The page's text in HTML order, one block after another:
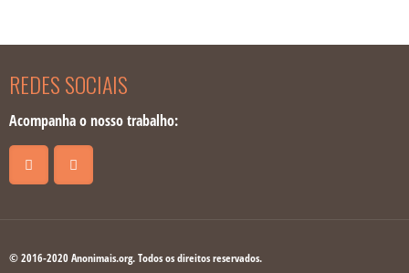
REDES SOCIAIS
Acompanha o nosso trabalho:
© 2016-2020 Anonimais.org. Todos os direitos reservados.